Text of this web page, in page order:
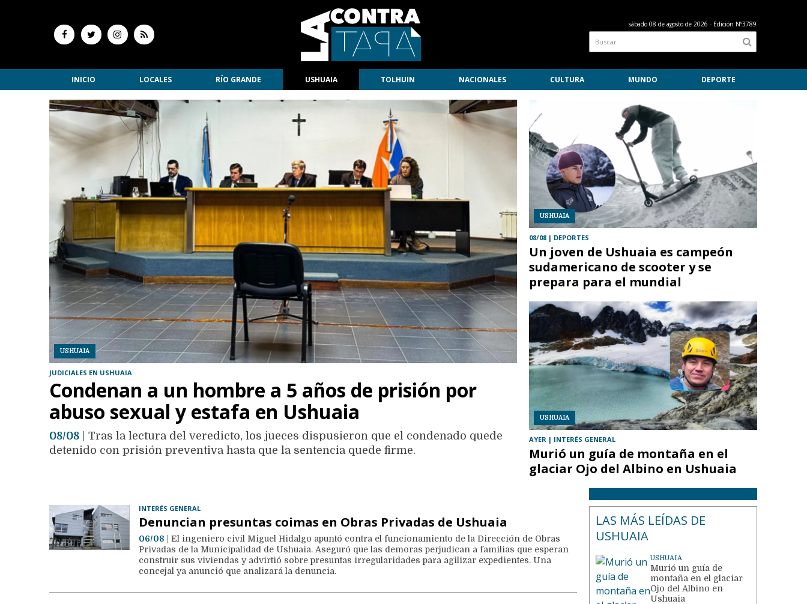
sábado 08 de agosto de 2026 - Edición Nº3789
INICIO LOCALES RÍO GRANDE USHUAIA TOLHUIN NACIONALES CULTURA MUNDO DEPORTE
USHUAIA
JUDICIALES EN USHUAIA
Condenan a un hombre a 5 años de prisión por
abuso sexual y estafa en Ushuaia
08/08 | Tras la lectura del veredicto, los jueces dispusieron que el condenado quede
detenido con prisión preventiva hasta que la sentencia quede firme.
USHUAIA
08/08 | DEPORTES
Un joven de Ushuaia es campeón
sudamericano de scooter y se
prepara para el mundial
USHUAIA
AYER | INTERÉS GENERAL
Murió un guía de montaña en el
glaciar Ojo del Albino en Ushuaia
INTERÉS GENERAL
Denuncian presuntas coimas en Obras Privadas de Ushuaia
06/08 | El ingeniero civil Miguel Hidalgo apuntó contra el funcionamiento de la Dirección de Obras
Privadas de la Municipalidad de Ushuaia. Aseguró que las demoras perjudican a familias que esperan
construir sus viviendas y advirtió sobre presuntas irregularidades para agilizar expedientes. Una
concejal ya anunció que analizará la denuncia.
LAS MÁS LEÍDAS DE
USHUAIA
USHUAIA
Murió un guía de
montaña en el glaciar
Ojo del Albino en
Ushuaia